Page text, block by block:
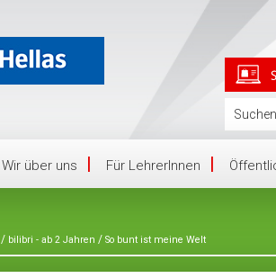
Wir über uns Für LehrerInnen
/ bilibri - ab 2 Jahren / So bunt ist meine Welt